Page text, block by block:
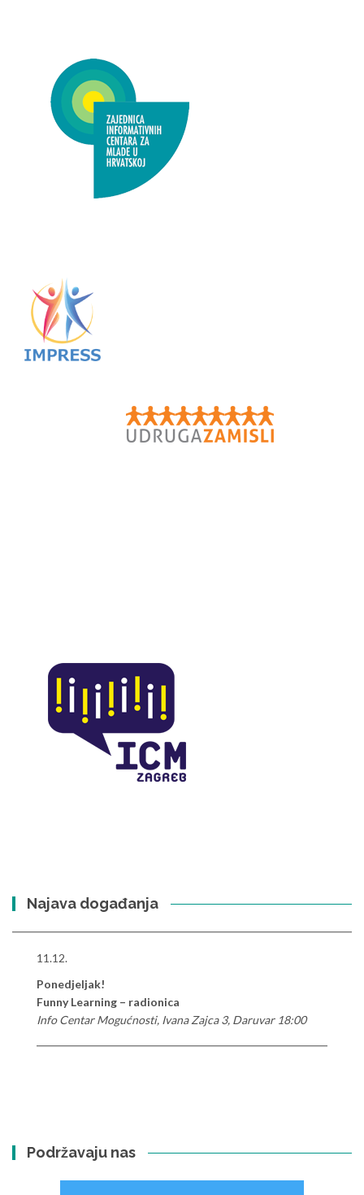
Najava događanja
11.12.
Ponedjeljak!
Funny Learning – radionica
Info Centar Mogućnosti, Ivana Zajca 3, Daruvar 18:00
Podržavaju nas